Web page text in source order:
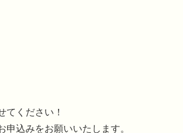
てください！
込みをお願いいたします。